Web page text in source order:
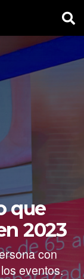
que
2023
con
eventos.